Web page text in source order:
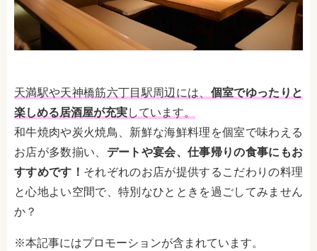
天満駅や天神橋筋六丁目駅周辺には、 個室でゆったりと
楽しめる居酒屋が充実しています。
和牛焼肉や炭火焼鳥、新鮮な海鮮料理を個室で味わえる
お店が多数揃い、 デートや宴会、仕事帰りの食事にもお
すすめです！ それぞれのお店が提供するこだわりの料理
と心地よい空間で、特別なひとときを過ごしてみません
か？
※本記事にはプロモーションが含まれています。